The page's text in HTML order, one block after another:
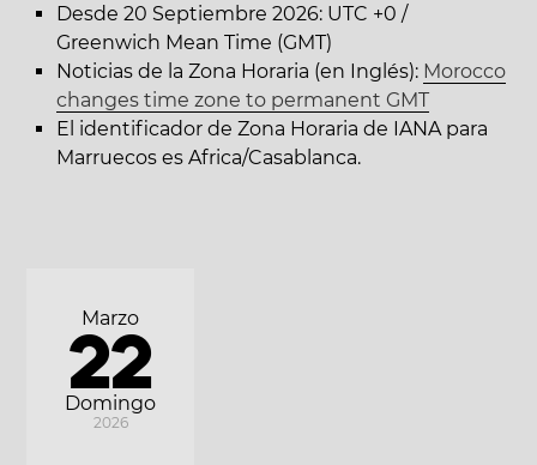
Desde 20 Septiembre 2026: UTC +0 /
Greenwich Mean Time (GMT)
Noticias de la Zona Horaria (en Inglés): Morocco
changes time zone to permanent GMT
El identificador de Zona Horaria de IANA para
Marruecos es Africa/Casablanca.
Domingo
Marzo
22
2026